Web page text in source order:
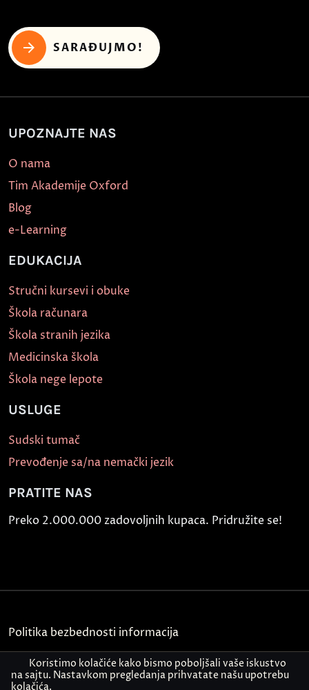
SARAĐUJMO!
UPOZNAJTE NAS
O nama
Tim Akademije Oxford
Blog
e-Learning
EDUKACIJA
Stručni kursevi i obuke
Škola računara
Škola stranih jezika
Medicinska škola
Škola nege lepote
USLUGE
Sudski tumač
Prevođenje sa/na nemački jezik
PRATITE NAS
Preko 2.000.000 zadovoljnih kupaca. Pridružite se!
Politika bezbednosti informacija
Kontakt
Koristimo kolačiće kako bismo poboljšali vaše iskustvo
na sajtu. Nastavkom pregledanja prihvatate našu upotrebu
kolačića.